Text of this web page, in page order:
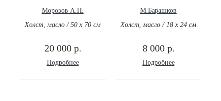
Морозов А.Н.
Холст, масло / 50 х 70 см
20 000 р.
Подробнее
М.Барашков
Холст, масло / 18 х 24 см
8 000 р.
Подробнее